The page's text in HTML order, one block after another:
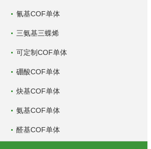
氰基COF单体
三氨基三蝶烯
可定制COF单体
硼酸COF单体
炔基COF单体
氨基COF单体
醛基COF单体